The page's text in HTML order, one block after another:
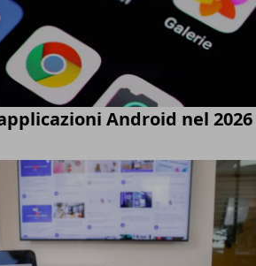
Android nel 2026